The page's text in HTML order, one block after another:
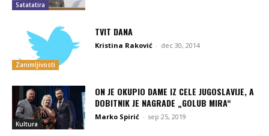
Satatatira
Zanimljivosti
TVIT DANA
Kristina Raković - dec 30, 2014
Kultura
ON JE OKUPIO DAME IZ CELE JUGOSLAVIJE, A
DOBITNIK JE NAGRADE „GOLUB MIRA“
Marko Spirić - sep 25, 2019